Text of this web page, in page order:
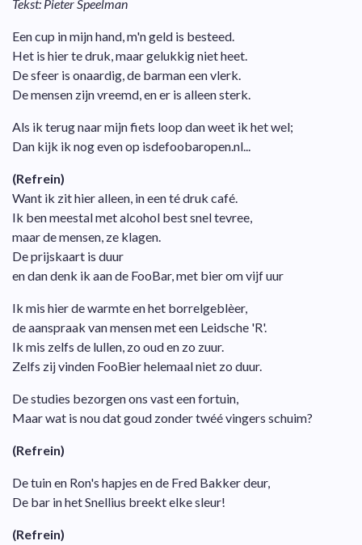
Tekst: Pieter Speelman
Een cup in mijn hand, m'n geld is besteed.
Het is hier te druk, maar gelukkig niet heet.
De sfeer is onaardig, de barman een vlerk.
De mensen zijn vreemd, en er is alleen sterk.
Als ik terug naar mijn fiets loop dan weet ik het wel;
Dan kijk ik nog even op isdefoobaropen.nl...
(Refrein)
Want ik zit hier alleen, in een té druk café.
Ik ben meestal met alcohol best snel tevree,
maar de mensen, ze klagen.
De prijskaart is duur
en dan denk ik aan de FooBar, met bier om vijf uur
Ik mis hier de warmte en het borrelgeblèer,
de aanspraak van mensen met een Leidsche 'R'.
Ik mis zelfs de lullen, zo oud en zo zuur.
Zelfs zij vinden FooBier helemaal niet zo duur.
De studies bezorgen ons vast een fortuin,
Maar wat is nou dat goud zonder twéé vingers schuim?
(Refrein)
De tuin en Ron's hapjes en de Fred Bakker deur,
De bar in het Snellius breekt elke sleur!
(Refrein)